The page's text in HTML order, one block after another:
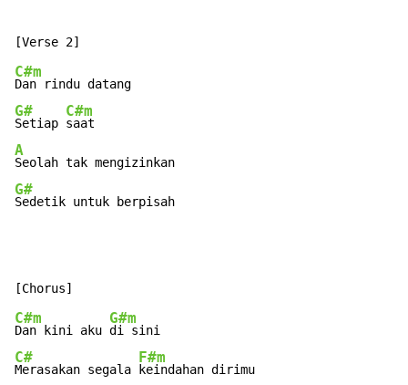
C#m
G#
Setiap
C#m
A
G#
Sedetik untuk berpisah
C#m
Dan kini aku
G#m
C#
Merasakan segala
F#m